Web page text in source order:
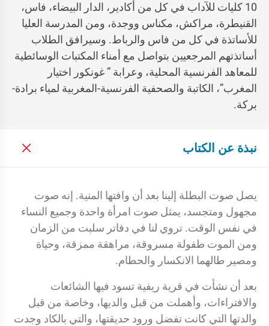
10 كليات للآداب في كل من أكادير، الدار البيضاء، فاس،
القنيطرة، مراكش، مكناس ووجدة، ومن المدرسة العليا
للأساتذة في كل من فاس والرباط. وسيرافق الطلاب
أساتذتهم المرجعيين بتواصل مع أمناء المكتبات الوسائطية
للمعاهد الفرنسية المحلية، وعرابة ” غونكور اختيار
المغرب”، الكاتبة والصحفية الفرنسية-المغربية لمياء برادة-
بركة.
نبذة عن الكتاب
يصل صوت البطلة إلينا بعد أن وافتها المنية. إنه صوت
مجهول ومتجسد، يمثل صوت امرأة واحدة وجميع النساء
في نفس الوقت. تروي لنا في دفاتر سلبت من الزمان
ومن الموت طفولة مسروقة، مراهقة ممزقة، وحياة
ومصير طالهما الانكسار والحطام.
بعد أن نشأت في قرية ريفية تسود فيها الشائعات
والافتراءات، وأهملت من قبل والديها، وخاصة من قبل
والدتها التي كانت تفضل ورود حديقتها، والتي بالكاد وجدت